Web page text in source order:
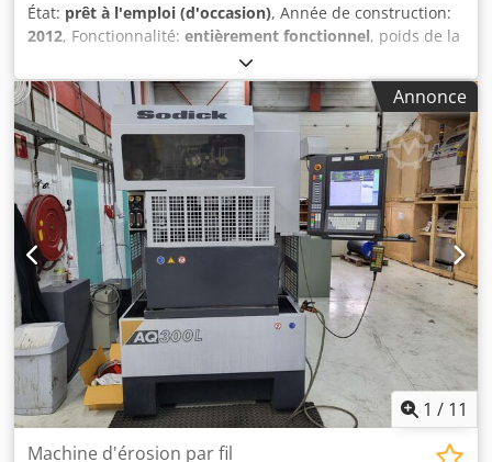
État: prêt à l'emploi (d'occasion), Année de construction:
2012, Fonctionnalité: entièrement fonctionnel, poids de la
, course de déplacement axe X:
mm, course de l’axe Y:250 mm, course de déplacement
axe Z: 250 mm, poids total:2 640 kg, DÉTAILS TECHNIQUES
Dkedpfx Abozi D Ubo Eor Poids maximal de la pièce : 4 100
kg Course de l’axe X : 350 mm Course de l’axe Y : 250 mm
Course de l’axe Z : 250 mm Course de l’axe U : ± 45 mm
Course de l’axe V : ± 45 mm Angle de coupe conique
maximal : ± 10° Dimensions maximales de la pièce : 820
mm x 680 mm x 250 mm Dimensions de la table : 700 mm
x 480 mm DÉTAILS DE LA MACHINE Poids de la machine : 2
640 kg
Annonce
1 / 11
Machine d'érosion par fil